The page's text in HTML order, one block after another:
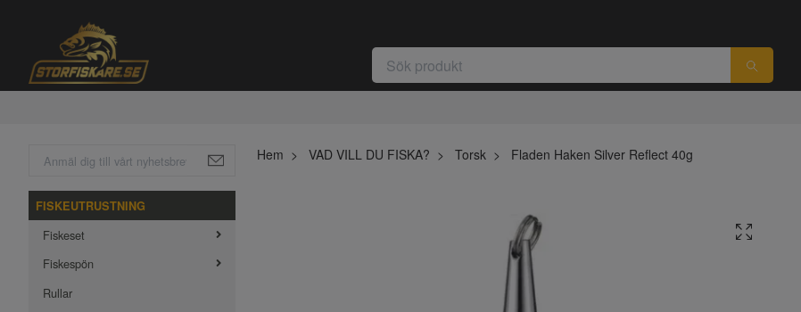
FISKEUTRUSTNING
Fiskeset
Fiskespön
Rullar
Hem VAD VILL DU FISKA? Torsk Fladen Haken Silver Reflect 40g